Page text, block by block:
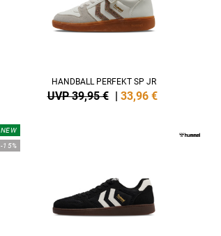
HANDBALL PERFEKT SP JR
UVP 39,95 € | 33,96 €
NEW
-15%